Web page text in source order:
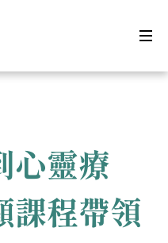
心靈療
程帶領